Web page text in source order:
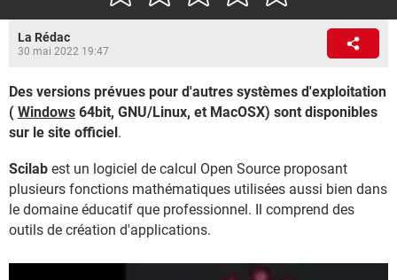
La Rédac
30 mai 2022 19:47
Des versions prévues pour d'autres systèmes d'exploitation
( Windows 64bit, GNU/Linux, et MacOSX) sont disponibles
sur le site officiel.
Scilab est un logiciel de calcul Open Source proposant
plusieurs fonctions mathématiques utilisées aussi bien dans
le domaine éducatif que professionnel. Il comprend des
outils de création d'applications.